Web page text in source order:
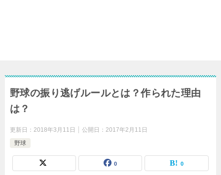
野球の振り逃げルールとは？作られた理由
は？
更新日： 2018年3月11日 公開日： 2017年2月11日
野球
0 0